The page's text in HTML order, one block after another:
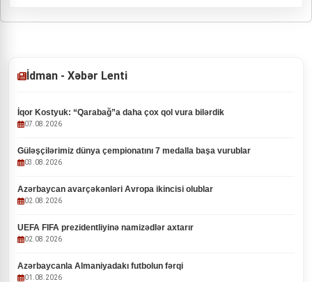
İdman - Xəbər Lenti
İqor Kostyuk: “Qarabağ”a daha çox qol vura bilərdik
07.08.2026
Güləşçilərimiz dünya çempionatını 7 medalla başa vurublar
03.08.2026
Azərbaycan avarçəkənləri Avropa ikincisi olublar
02.08.2026
UEFA FIFA prezidentliyinə namizədlər axtarır
02.08.2026
Azərbaycanla Almaniyadakı futbolun fərqi
01.08.2026